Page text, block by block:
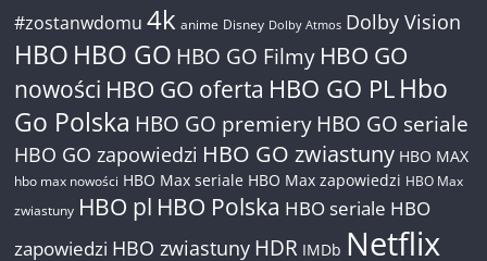
#zostanwdomu 4k anime Disney Dolby Atmos Dolby Vision
HBO HBO GO HBO GO Filmy HBO GO
nowości HBO GO oferta HBO GO PL Hbo
Go Polska HBO GO premiery HBO GO seriale
HBO GO zapowiedzi HBO GO zwiastuny HBO MAX
hbo max nowości HBO Max seriale HBO Max zapowiedzi HBO Max
zwiastuny HBO pl HBO Polska HBO seriale HBO
zapowiedzi HBO zwiastuny HDR IMDb Netflix